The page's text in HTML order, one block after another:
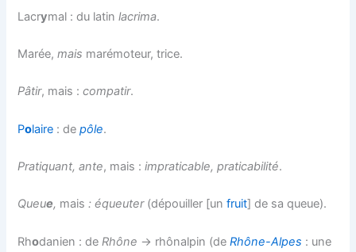
Lacrymal : du latinlacrima.
Marée,mais marémoteur, trice.
Pâtir, mais :compatir.
Polaire : depôle.
Pratiquant, ante, mais : impraticable, praticabilité.
Queue, mais : équeuter(dépouiller [unfruit] de sa queue).
Rhodanien : deRhône → rhônalpin (deRhône-Alpes : une